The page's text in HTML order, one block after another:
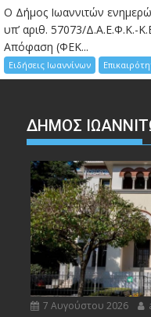
Ο Δήμος Ιωαννιτών
υπ’ αριθ. 57073/Δ.Α.Ε.Φ.Κ.-
Απόφαση (ΦΕΚ...
Ειδήσεις Ιωαννίνων
ΔΗΜΟΣ
7 Αυγούστου 2026